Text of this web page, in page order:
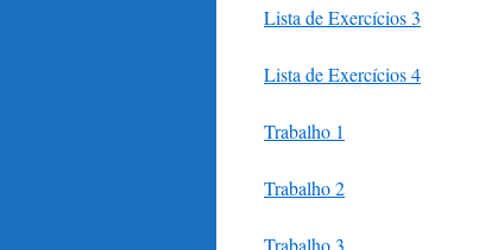
Lista de Exercícios 3
Lista de Exercícios 4
Trabalho 1
Trabalho 2
Trabalho 3